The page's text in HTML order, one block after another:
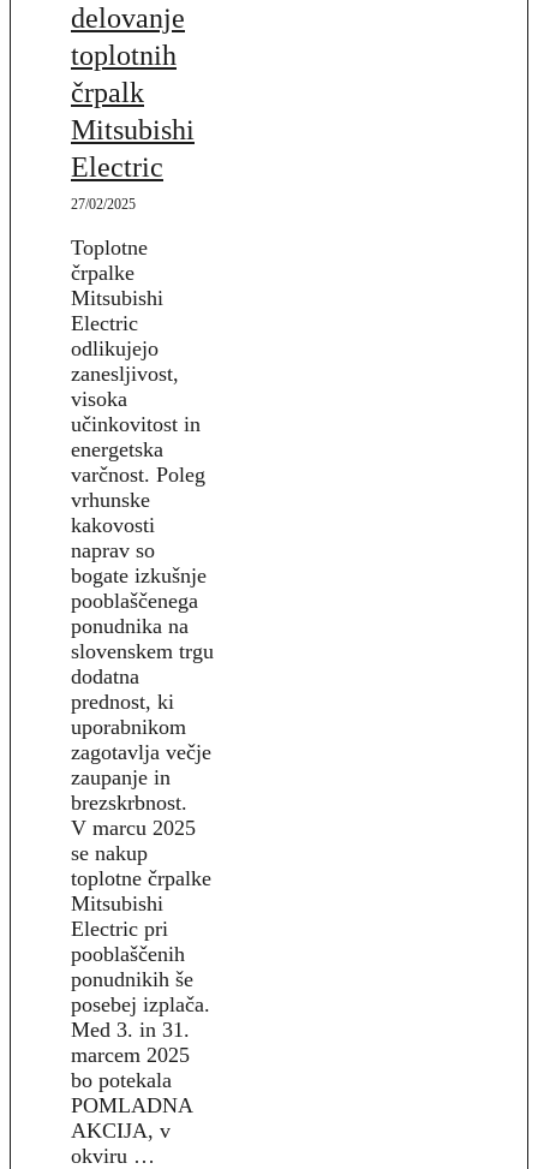
delovanje
toplotnih
črpalk
Mitsubishi
Electric
27/02/2025
Toplotne
črpalke
Mitsubishi
Electric
odlikujejo
zanesljivost,
visoka
učinkovitost in
energetska
varčnost. Poleg
vrhunske
kakovosti
naprav so
bogate izkušnje
pooblaščenega
ponudnika na
slovenskem trgu
dodatna
prednost, ki
uporabnikom
zagotavlja večje
zaupanje in
brezskrbnost.
V marcu 2025
se nakup
toplotne črpalke
Mitsubishi
Electric pri
pooblaščenih
ponudnikih še
posebej izplača.
Med 3. in 31.
marcem 2025
bo potekala
POMLADNA
AKCIJA, v
okviru …